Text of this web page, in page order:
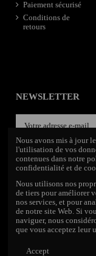
Paiement sécurisé
Conditions de
retours
NEWSLETTER
J'accepte les conditions
SUIVEZ-NOUS
©1997-2023 Stcy®
Nous avons mis à jour
l'utilisation de vos
contenues dans notre
confidentialité et de
Nous utilisons nos
de tiers pour améliorer
nos services, et pour
de notre site Web. Si
naviguer, nous
que vous acceptez leur
Accept